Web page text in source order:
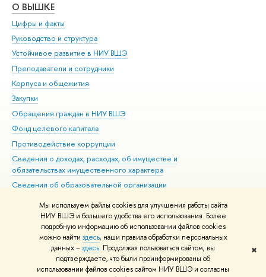
Мы используем файлы cookies для улучшения работы сайта
НИУ ВШЭ и большего удобства его использования. Более
подробную информацию об использовании файлов cookies
можно найти здесь, наши правила обработки персональных
данных –здесь. Продолжая пользоваться сайтом, вы
подтверждаете, что были проинформированы об
использовании файлов cookies сайтом НИУ ВШЭ и согласны
✖
О ВЫШКЕ
Цифры и факты
Руководство и структура
Устойчивое развитие в НИУ ВШЭ
Преподаватели и сотрудники
Корпуса и общежития
Закупки
Обращения граждан в НИУ ВШЭ
Фонд целевого капитала
Противодействие коррупции
Сведения о доходах, расходах, об имуществе и
обязательствах имущественного характера
Сведения об образовательной организации
Людям с ограниченными возможностями здоровья
Единая платежная страница
Работа в Вышке
© НИУ ВШЭ 1993–2026 Адреса и контакты Условия использования